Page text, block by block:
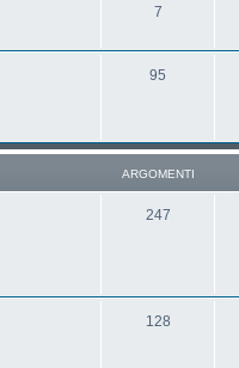
7
95
ARGOMENTI
247
128